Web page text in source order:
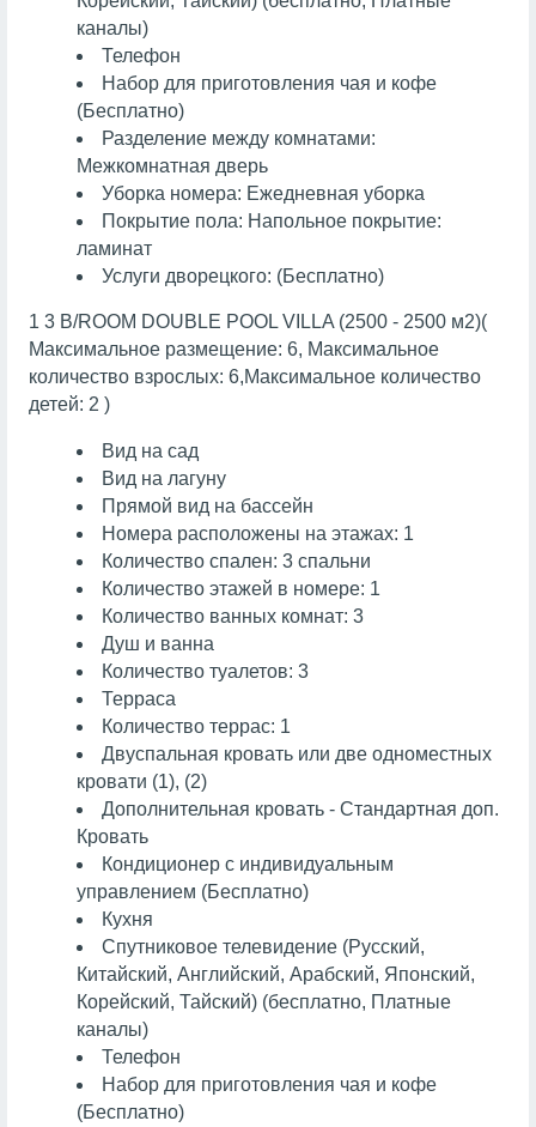
каналы)
Телефон
Набор для приготовления чая и кофе
(Бесплатно)
Разделение между комнатами:
Межкомнатная дверь
Уборка номера: Ежедневная уборка
Покрытие пола: Напольное покрытие:
ламинат
Услуги дворецкого: (Бесплатно)
1 3 B/ROOM DOUBLE POOL VILLA (2500 - 2500 м2)(
Максимальное размещение: 6, Максимальное
количество взрослых: 6,Максимальное количество
детей: 2 )
Вид на сад
Вид на лагуну
Прямой вид на бассейн
Номера расположены на этажах: 1
Количество спален: 3 спальни
Количество этажей в номере: 1
Количество ванных комнат: 3
Душ и ванна
Количество туалетов: 3
Терраса
Количество террас: 1
Двуспальная кровать или две одноместных
кровати (1), (2)
Дополнительная кровать - Стандартная доп.
Кровать
Кондиционер с индивидуальным
управлением (Бесплатно)
Кухня
Спутниковое телевидение (Русский,
Китайский, Английский, Арабский, Японский,
Корейский, Тайский) (бесплатно, Платные
каналы)
Телефон
Набор для приготовления чая и кофе
(Бесплатно)